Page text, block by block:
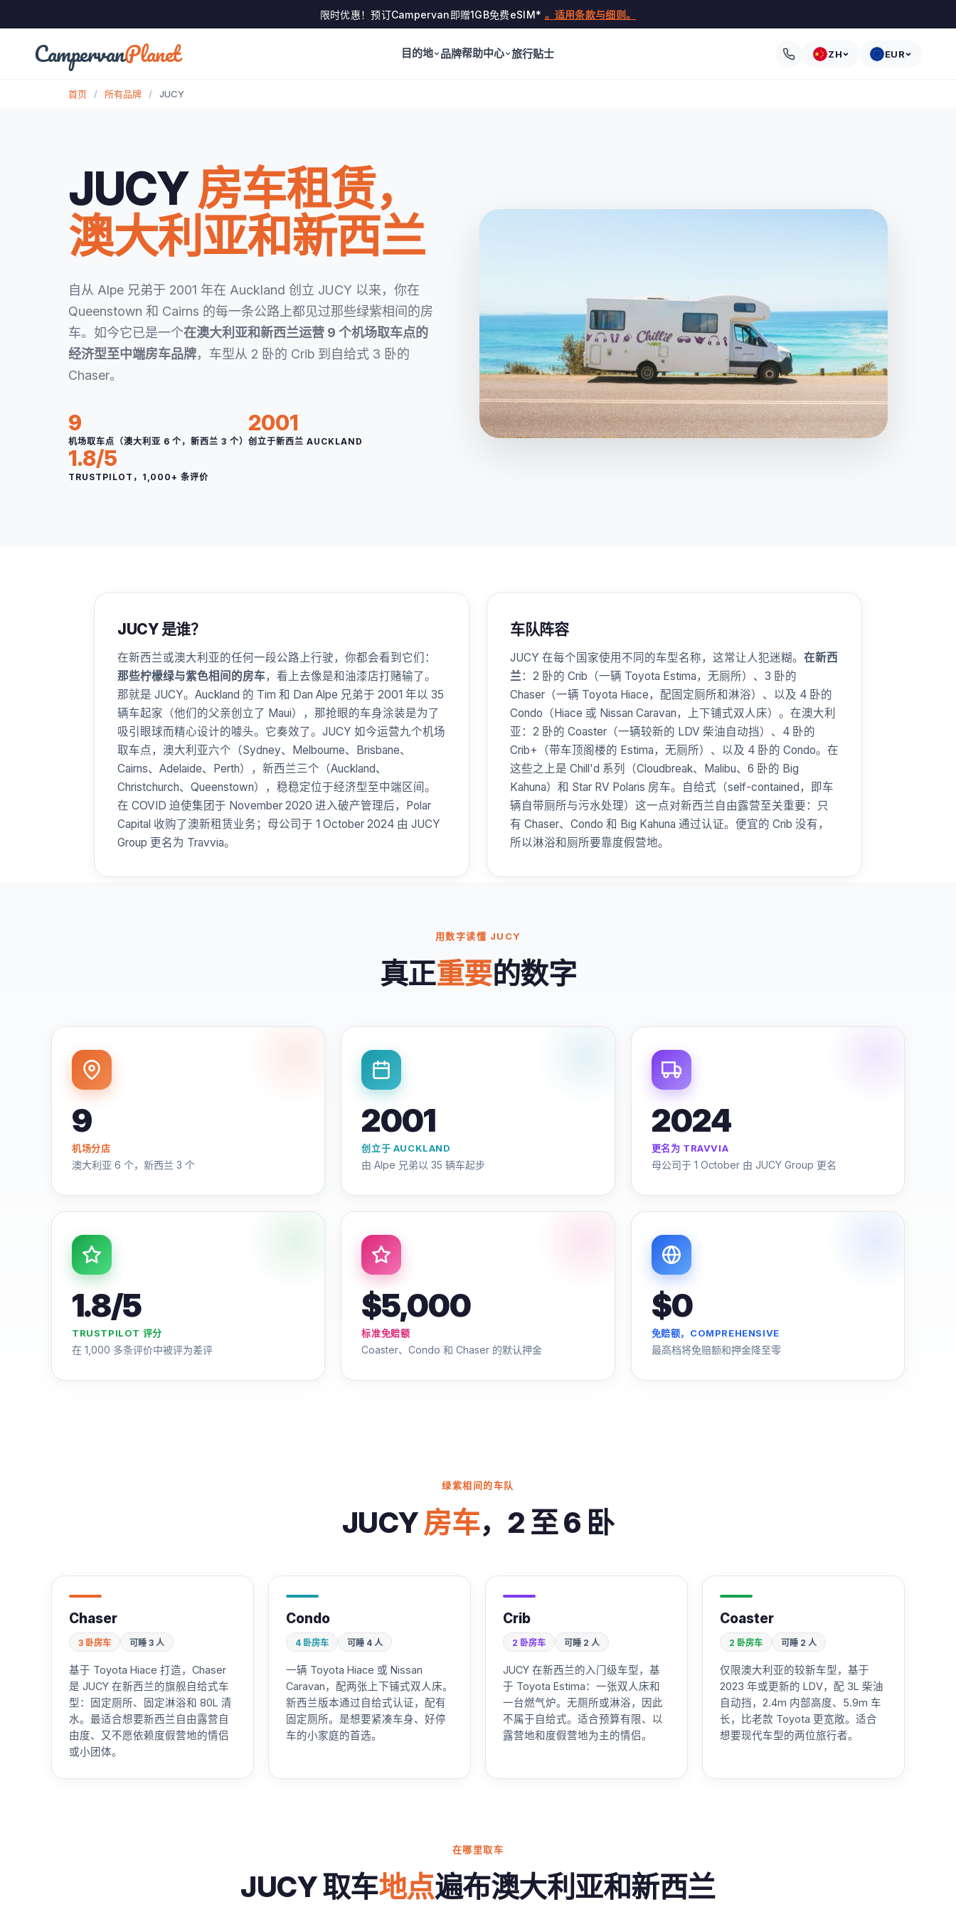
限时优惠！预订Campervan即赠1GB免费eSIM* 。适用条款与细则。
CampervanPlanet 目的地 品牌帮助中心 旅行贴士 ZH EUR
首页 / 所有品牌 / JUCY
JUCY房车租赁，
澳大利亚和新西兰
自从 Alpe 兄弟于 2001 年在 Auckland 创立 JUCY 以来，你在
Queenstown 和 Cairns 的每一条公路上都见过那些绿紫相间的房
车。如今它已是一个在澳大利亚和新西兰运营 9 个机场取车点的
经济型至中端房车品牌，车型从 2 卧的 Crib 到自给式 3 卧的
Chaser。
9
机场取车点（澳大利亚 6 个，新西兰 3 个）
2001
创立于新西兰 AUCKLAND
1.8/5
TRUSTPILOT，1,000+ 条评价
JUCY 是谁？
在新西兰或澳大利亚的任何一段公路上行驶，你都会看到它们：
那些柠檬绿与紫色相间的房车，看上去像是和油漆店打赌输了。
那就是 JUCY。Auckland 的 Tim 和 Dan Alpe 兄弟于 2001 年以 35
辆车起家（他们的父亲创立了 Maui），那抢眼的车身涂装是为了
吸引眼球而精心设计的噱头。它奏效了。JUCY 如今运营九个机场
取车点，澳大利亚六个（Sydney、Melbourne、Brisbane、
Cairns、Adelaide、Perth），新西兰三个（Auckland、
Christchurch、Queenstown），稳稳定位于经济型至中端区间。
在 COVID 迫使集团于 November 2020 进入破产管理后，Polar
Capital 收购了澳新租赁业务；母公司于 1 October 2024 由 JUCY
Group 更名为 Travvia。
车队阵容
JUCY 在每个国家使用不同的车型名称，这常让人犯迷糊。 在新西
兰：2 卧的 Crib（一辆 Toyota Estima，无厕所）、3 卧的
Chaser（一辆 Toyota Hiace，配固定厕所和淋浴）、以及 4 卧的
Condo（Hiace 或 Nissan Caravan，上下铺式双人床）。在澳大利
亚：2 卧的 Coaster（一辆较新的 LDV 柴油自动挡）、4 卧的
Crib+（带车顶阁楼的 Estima，无厕所）、以及 4 卧的 Condo。在
这些之上是 Chill'd 系列（Cloudbreak、Malibu、6 卧的 Big
Kahuna）和 Star RV Polaris 房车。自给式（self-contained，即车
辆自带厕所与污水处理）这一点对新西兰自由露营至关重要：只
有 Chaser、Condo 和 Big Kahuna 通过认证。便宜的 Crib 没有，
所以淋浴和厕所要靠度假营地。
用数字读懂 JUCY
真正重要的数字
9
机场分店
澳大利亚 6 个，新西兰 3 个
2001
创立于 AUCKLAND
由 Alpe 兄弟以 35 辆车起步
2024
更名为 TRAVVIA
母公司于 1 October 由 JUCY Group 更名
1.8/5
TRUSTPILOT 评分
在 1,000 多条评价中被评为差评
$5,000
标准免赔额
Coaster、Condo 和 Chaser 的默认押金
$0
免赔额，COMPREHENSIVE
最高档将免赔额和押金降至零
绿紫相间的车队
JUCY房车，2 至 6 卧
Chaser
3 卧房车 可睡 3 人
基于 Toyota Hiace 打造，Chaser
是 JUCY 在新西兰的旗舰自给式车
型：固定厕所、固定淋浴和 80L 清
水。最适合想要新西兰自由露营自
由度、又不愿依赖度假营地的情侣
或小团体。
Condo
4 卧房车 可睡 4 人
一辆 Toyota Hiace 或 Nissan
Caravan，配两张上下铺式双人床。
新西兰版本通过自给式认证，配有
固定厕所。是想要紧凑车身、好停
车的小家庭的首选。
Crib
2 卧房车 可睡 2 人
JUCY 在新西兰的入门级车型，基
于 Toyota Estima：一张双人床和
一台燃气炉。无厕所或淋浴，因此
不属于自给式。适合预算有限、以
露营地和度假营地为主的情侣。
Coaster
2 卧房车 可睡 2 人
仅限澳大利亚的较新车型，基于
2023 年或更新的 LDV，配 3L 柴油
自动挡，2.4m 内部高度、5.9m 车
长，比老款 Toyota 更宽敞。适合
想要现代车型的两位旅行者。
在哪里取车
JUCY 取车地点遍布澳大利亚和新西兰